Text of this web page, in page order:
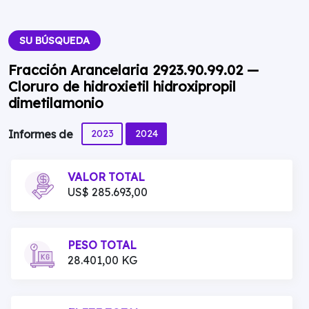
SU BÚSQUEDA
Fracción Arancelaria 2923.90.99.02 —
Cloruro de hidroxietil hidroxipropil
dimetilamonio
Informes de 2023 2024
VALOR TOTAL
US$ 285.693,00
PESO TOTAL
28.401,00 KG